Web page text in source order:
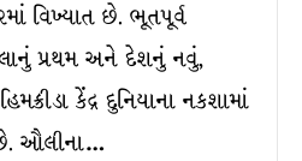
વિખ્યાત છે. ભૂતપૂર્વ
પ્રથમ અને દેશનું નવું,
કેંદ્ર દુનિયાના નકશામાં
ઔલીના…